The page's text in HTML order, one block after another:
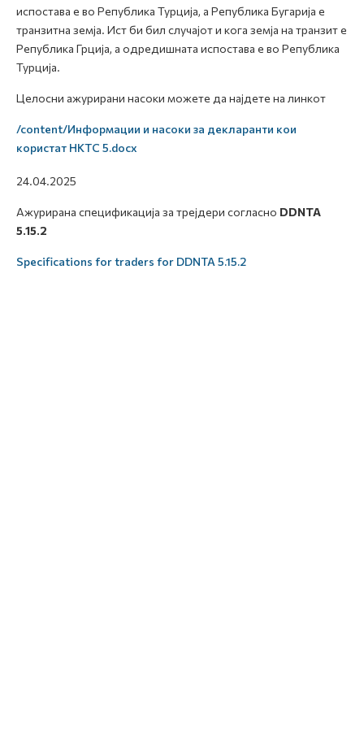
испостaва е во Република Турција, а Република Бугарија е
транзитна земја. Ист би бил случајот и кога земја на транзит е
Република Грција, а одредишната испостава е во Република
Турција.
Целосни ажурирани насоки можете да најдете на линкот
/content/Информации и насоки за декларанти кои
користат НКТС 5.docx
24.04.2025
Ажурирана спецификација за трејдери согласно DDNTA
5.15.2
Specifications for traders for DDNTA 5.15.2